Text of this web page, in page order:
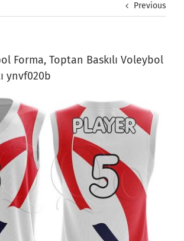
Previous
Forma, Toptan Baskılı Voleybol
ynvf020b